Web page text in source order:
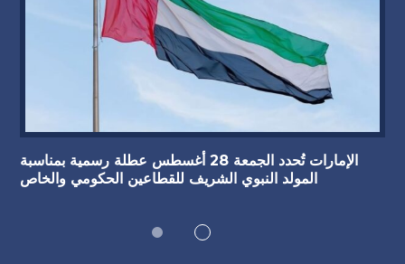
الإمارات تُحدد الجمعة 28 أغسطس عطلة رسمية بمناسبة
المولد النبوي الشريف للقطاعين الحكومي والخاص